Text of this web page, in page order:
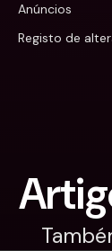
Anúncios
Registo de